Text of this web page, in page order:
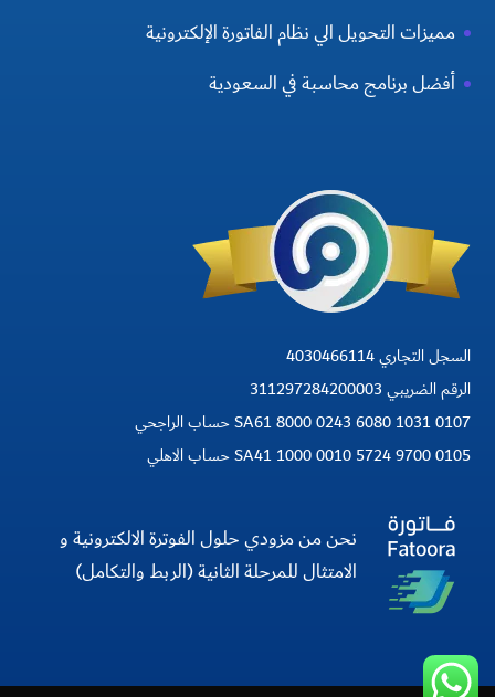
مميزات التحويل الي نظام الفاتورة الإلكترونية
أفضل برنامج محاسبة في السعودية
السجل التجاري 4030466114
الرقم الضريبي 311297284200003
SA61 8000 0243 6080 1031 0107 حساب الراجحي
SA41 1000 0010 5724 9700 0105 حساب الاهلي
نحن من مزودي حلول الفوترة الالكترونية و
الامتثال للمرحلة الثانية (الربط والتكامل)